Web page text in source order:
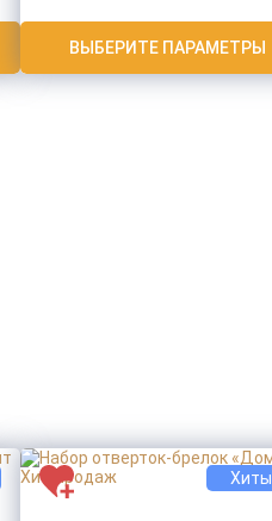
ВЫБЕРИТЕ ПАРАМЕТРЫ
Хиты